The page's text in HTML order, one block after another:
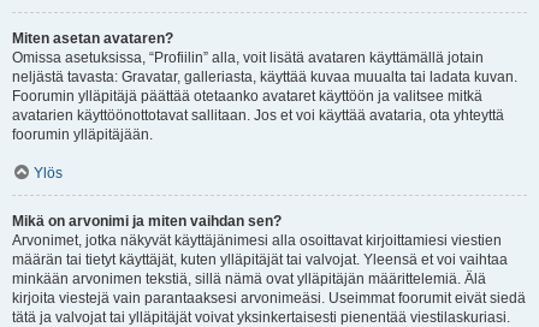
Miten asetan avataren?
Omissa asetuksissa, “Profiilin” alla, voit lisätä avataren käyttämällä jotain
neljästä tavasta: Gravatar, galleriasta, käyttää kuvaa muualta tai ladata kuvan.
Foorumin ylläpitäjä päättää otetaanko avataret käyttöön ja valitsee mitkä
avatarien käyttöönottotavat sallitaan. Jos et voi käyttää avataria, ota yhteyttä
foorumin ylläpitäjään.
Ylös
Mikä on arvonimi ja miten vaihdan sen?
Arvonimet, jotka näkyvät käyttäjänimesi alla osoittavat kirjoittamiesi viestien
määrän tai tietyt käyttäjät, kuten ylläpitäjät tai valvojat. Yleensä et voi vaihtaa
minkään arvonimen tekstiä, sillä nämä ovat ylläpitäjän määrittelemiä. Älä
kirjoita viestejä vain parantaaksesi arvonimeäsi. Useimmat foorumit eivät siedä
tätä ja valvojat tai ylläpitäjät voivat yksinkertaisesti pienentää viestilaskuriasi.